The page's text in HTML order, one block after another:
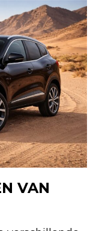
VAN